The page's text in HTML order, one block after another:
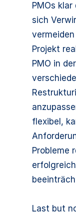
PMOs
sich
Projekt
PMO in
flexibel,
Probleme
Last but